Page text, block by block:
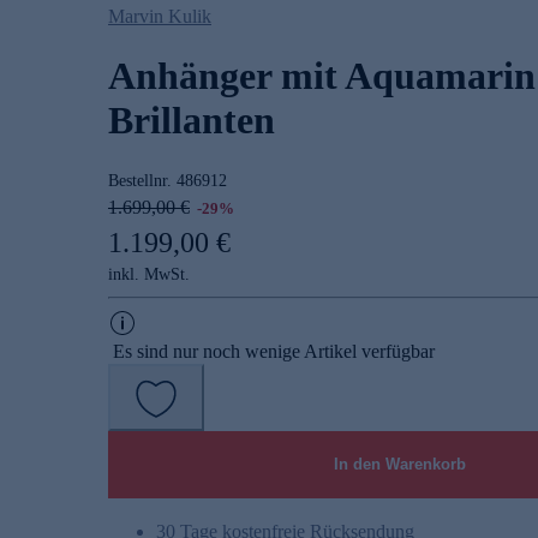
Marvin Kulik
Anhänger mit
Brillanten
Bestellnr. 486912
1.699,00 € -29%
1.199,00 €
inkl. MwSt.
Es sind nur noch wenige Artikel verfügbar
In den Warenkorb
30 Tage kostenfreie Rücksendung